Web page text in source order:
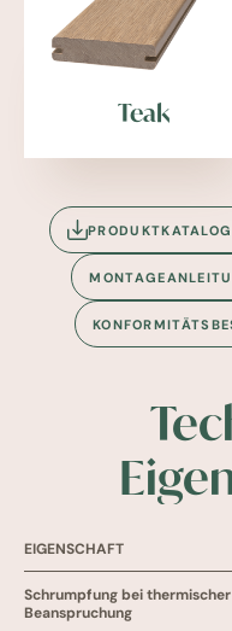
Teak
EIGENSCHAFT
Schrumpfung bei thermischer
Beanspruchung